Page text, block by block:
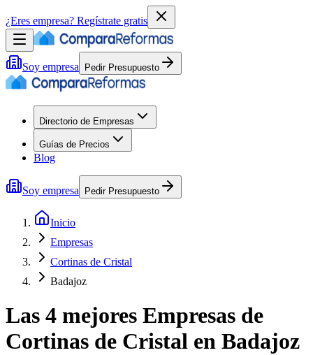
¿Eres empresa? Regístrate gratis
Soy empresa Pedir Presupuesto
Directorio de Empresas
Guías de Precios
Blog
Soy empresa Pedir Presupuesto
Inicio
Empresas
Cortinas de Cristal
Badajoz
Las 4 mejores Empresas de
Cortinas de Cristal en Badajoz